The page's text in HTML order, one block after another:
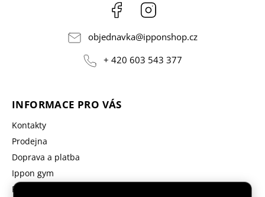
Facebook
objednavka@ipponshop.cz
+ 420 603 543 377
INFORMACE PRO VÁS
Kontakty
Prodejna
Doprava a platba
Ippon gym
Predávané značky